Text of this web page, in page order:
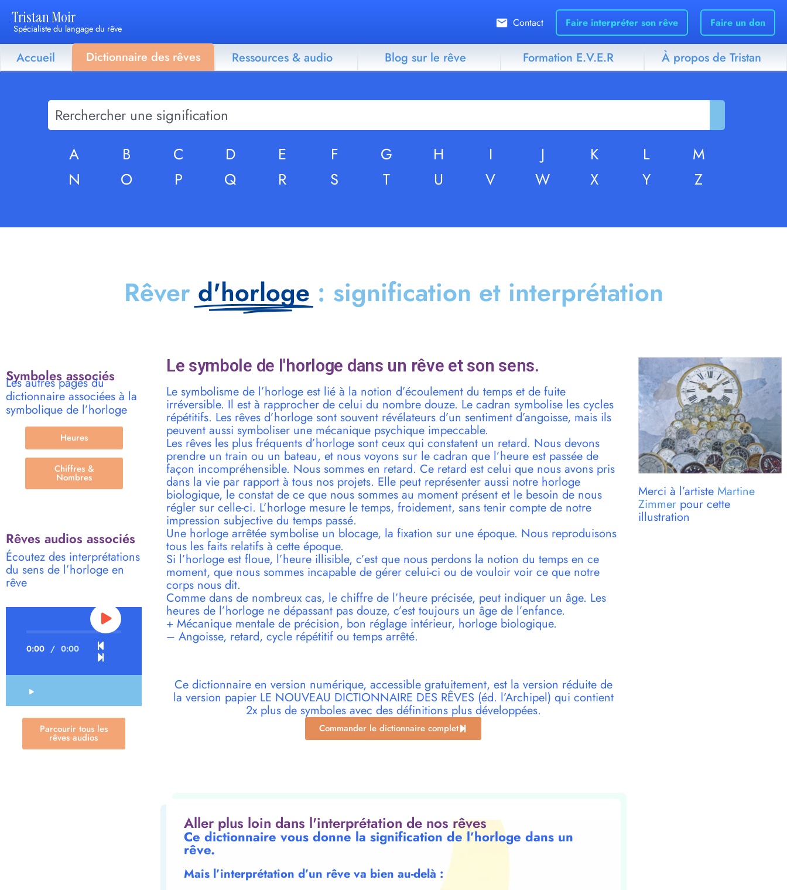
Tristan Moir
Spécialiste du langage du rêve Contact Faire interpréter son rêve Faire un don
Accueil Dictionnaire des rêves Ressources & audio Blog sur le rêve Formation E.V.E.R À propos de Tristan
A B C D E F G H I J K L
M
N
O P Q R S T U V W X Y Z
Rêver d'horloge : signification et interprétation
Symboles associés
Les autres pages du
dictionnaire associées à la
symbolique de l’horloge
Heures
Chiffres &
Nombres
Rêves audios associés
Écoutez des interprétations
du sens de l’horloge en
rêve
0:00 / 0:00
Parcourir tous les
rêves audios
Le symbole de l'horloge dans un rêve et son sens.
Le symbolisme de l’horloge est lié à la notion d’écoulement du temps et de fuite
irréversible. Il est à rapprocher de celui du nombre douze. Le cadran symbolise les cycles
répétitifs. Les rêves d’horloge sont souvent révélateurs d’un sentiment d’angoisse, mais ils
peuvent aussi symboliser une mécanique psychique impeccable.
Les rêves les plus fréquents d’horloge sont ceux qui constatent un retard. Nous devons
prendre un train ou un bateau, et nous voyons sur le cadran que l’heure est passée de
façon incompréhensible. Nous sommes en retard. Ce retard est celui que nous avons pris
dans la vie par rapport à tous nos projets. Elle peut représenter aussi notre horloge
biologique, le constat de ce que nous sommes au moment présent et le besoin de nous
régler sur celle-ci. L’horloge mesure le temps, froidement, sans tenir compte de notre
impression subjective du temps passé.
Une horloge arrêtée symbolise un blocage, la fixation sur une époque. Nous reproduisons
tous les faits relatifs à cette époque.
Si l’horloge est floue, l’heure illisible, c’est que nous perdons la notion du temps en ce
moment, que nous sommes incapable de gérer celui-ci ou de vouloir voir ce que notre
corps nous dit.
Comme dans de nombreux cas, le chiffre de l’heure précisée, peut indiquer un âge. Les
heures de l’horloge ne dépassant pas douze, c’est toujours un âge de l’enfance.
+ Mécanique mentale de précision, bon réglage intérieur, horloge biologique.
– Angoisse, retard, cycle répétitif ou temps arrêté.
Ce dictionnaire en version numérique, accessible gratuitement, est la version réduite de
la version papier LE NOUVEAU DICTIONNAIRE DES RÊVES (éd. l’Archipel) qui contient
2x plus de symboles avec des définitions plus développées.
Commander le dictionnaire complet
Aller plus loin dans l'interprétation de nos rêves
Ce dictionnaire vous donne la signification de l’horloge dans un
rêve.
Mais l’interprétation d’un rêve va bien au-delà :
Merci à l’artisteMartine
Zimmer pour cette
illustration